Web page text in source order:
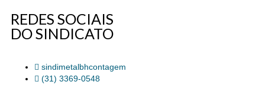
REDES SOCIAIS
DO SINDICATO
sindimetalbhcontagem
(31) 3369-0548